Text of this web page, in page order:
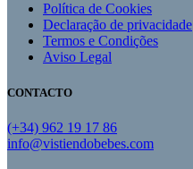
Política de Cookies
Declaração de privacidade
Termos e Condições
Aviso Legal
CONTACTO
(+34) 962 19 17 86
info@vistiendobebes.com